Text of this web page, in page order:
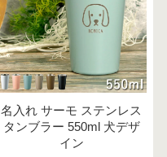
名入れ サーモ ステンレス
タンブラー 550ml 犬デザ
イン